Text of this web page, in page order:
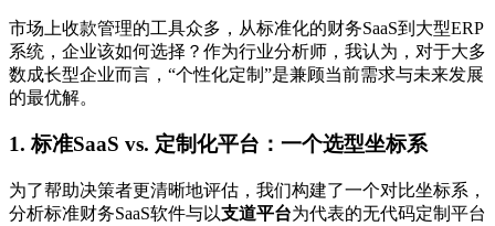
市场上收款管理的工具众多，从标准化的财务SaaS到大型ERP
系统，企业该如何选择？作为行业分析师，我认为，对于大多
数成长型企业而言，“个性化定制”是兼顾当前需求与未来发展
的最优解。
1. 标准SaaS vs. 定制化平台：一个选型坐标系
为了帮助决策者更清晰地评估，我们构建了一个对比坐标系，
分析标准财务SaaS软件与以支道平台为代表的无代码定制平台